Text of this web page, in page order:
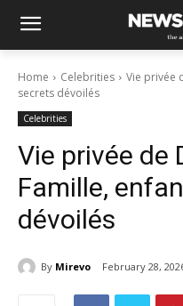
Home Celebrities
Vie privée
secrets dévoilés
Celebrities
Vie privée de
Famille,
dévoilés
By Mirevo February 28,